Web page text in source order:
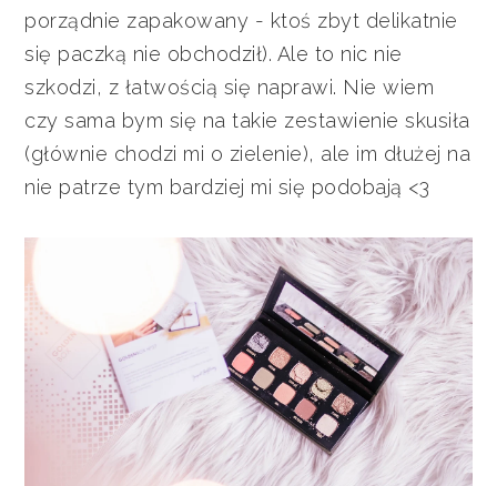
porządnie zapakowany - ktoś zbyt delikatnie
się paczką nie obchodził). Ale to nic nie
szkodzi, z łatwością się naprawi. Nie wiem
czy sama bym się na takie zestawienie skusiła
(głównie chodzi mi o zielenie), ale im dłużej na
nie patrze tym bardziej mi się podobają <3